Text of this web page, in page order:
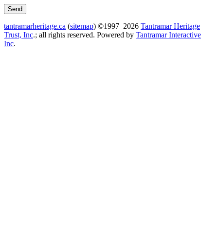
tantramarheritage.ca (sitemap) ©1997–2026 Tantramar Heritage
Trust, Inc.; all rights reserved. Powered by Tantramar Interactive
Inc.